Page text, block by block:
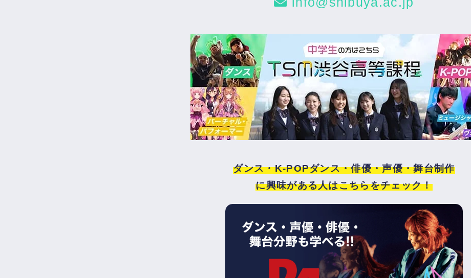
ダンス・K-POPダンス・俳優・声優・舞台制作
に興味がある人はこちらをチェック！